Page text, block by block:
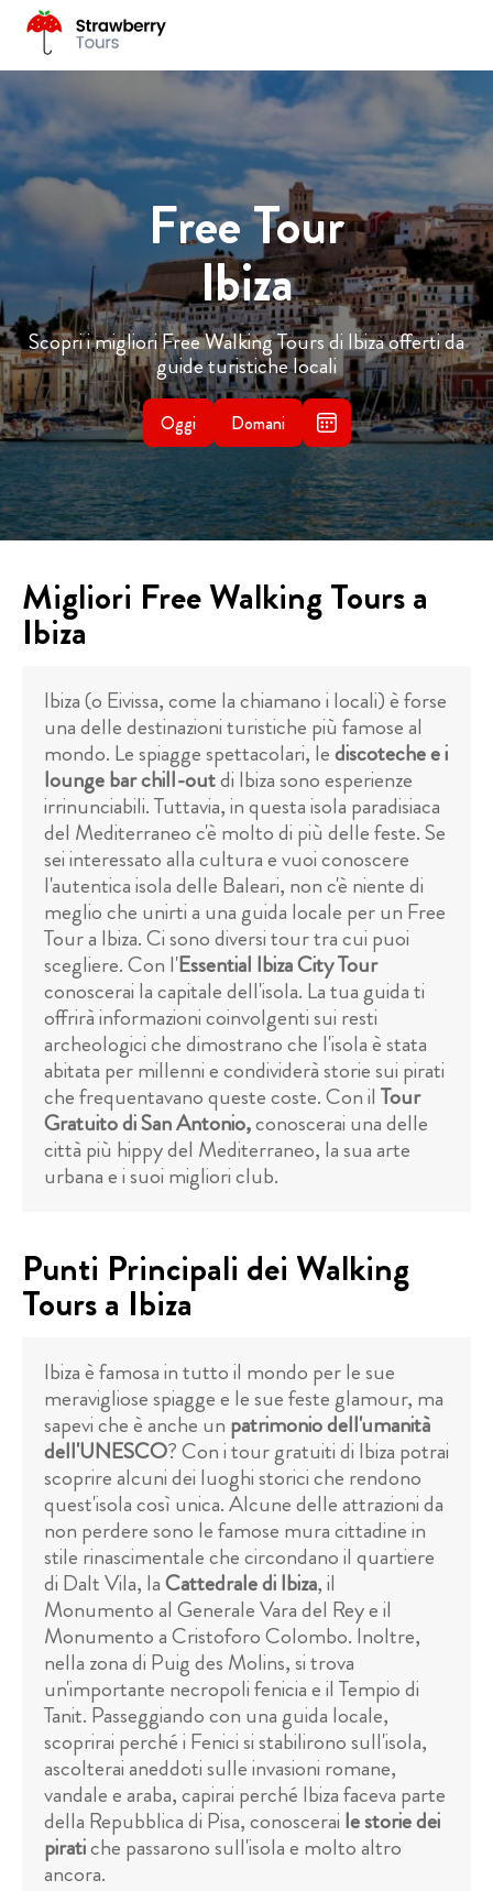
Free Tour
Ibiza
Scopri i migliori Free Walking Tours di Ibiza offerti da
guide turistiche locali
Oggi Domani
Migliori Free Walking Tours a
Ibiza
Ibiza (o Eivissa, come la chiamano i locali) è forse
una delle destinazioni turistiche più famose al
mondo. Le spiagge spettacolari, lediscoteche e i
lounge bar chill-outdi Ibiza sono esperienze
irrinunciabili. Tuttavia, in questa isola paradisiaca
del Mediterraneo c'è molto di più delle feste. Se
sei interessato alla cultura e vuoi conoscere
l'autentica isola delle Baleari, non c'è niente di
meglio che unirti a una guida locale per un Free
Tour a Ibiza. Ci sono diversi tour tra cui puoi
scegliere. Con l'Essential Ibiza City Tour
conoscerai la capitale dell'isola. La tua guida ti
offrirà informazioni coinvolgenti sui resti
archeologici che dimostrano che l'isola è stata
abitata per millenni e condividerà storie sui pirati
che frequentavano queste coste. Con il Tour
Gratuito di San Antonio,conoscerai una delle
città più hippy del Mediterraneo, la sua arte
urbana e i suoi migliori club.
Punti Principali dei Walking
Tours a Ibiza
Ibiza è famosa in tutto il mondo per le sue
meravigliose spiagge e le sue feste glamour, ma
sapevi che è anche un patrimonio dell'umanità
dell'UNESCO? Con i tour gratuiti di Ibiza potrai
scoprire alcuni dei luoghi storici che rendono
quest'isola così unica. Alcune delle attrazioni da
non perdere sono le famose mura cittadine in
stile rinascimentale che circondano il quartiere
di Dalt Vila, laCattedrale di Ibiza, il
Monumento al Generale Vara del Rey e il
Monumento a Cristoforo Colombo. Inoltre,
nella zona di Puig des Molins, si trova
un'importante necropoli fenicia e il Tempio di
Tanit. Passeggiando con una guida locale,
scoprirai perché i Fenici si stabilirono sull'isola,
ascolterai aneddoti sulle invasioni romane,
vandale e araba, capirai perché Ibiza faceva parte
della Repubblica di Pisa, conoscerai le storie dei
piratiche passarono sull'isola e molto altro
ancora.